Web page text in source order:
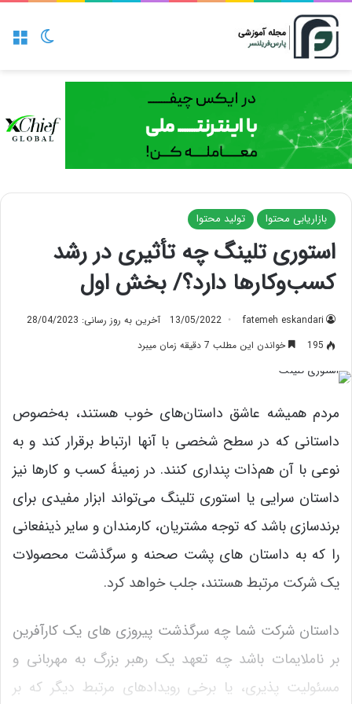
تغییر
بازاریابی محتوا تولید محتوا
استوری تلینگ چه تأثیری در رشد
کسب‌وکارها دارد؟/ بخش اول
fatemeh eskandari
13/05/2022
آخرین به روز رسانی: 28/04/2023
195
خواندن این مطلب 7 دقیقه زمان میبرد
مردم همیشه عاشق داستان‌های خوب هستند، به‌خصوص
داستانی که در سطح شخصی با آنها ارتباط برقرار کند و به
نوعی با آن هم‌ذات پنداری کنند. در زمینۀ کسب و کارها نیز
داستان سرایی یا استوری تلینگ می‌تواند ابزار مفیدی برای
برندسازی باشد که توجه مشتریان، کارمندان و سایر ذینفعانی
را که به داستان های پشت صحنه و سرگذشت محصولات
یک شرکت مرتبط هستند، جلب خواهد کرد.
داستان شرکت شما چه سرگذشت پیروزی های یک کارآفرین
بر ناملایمات باشد چه تعهد یک رهبر بزرگ به مهربانی و
مسئولیت پذیری، یا برخی رویدادهای مرتبط دیگر که بر